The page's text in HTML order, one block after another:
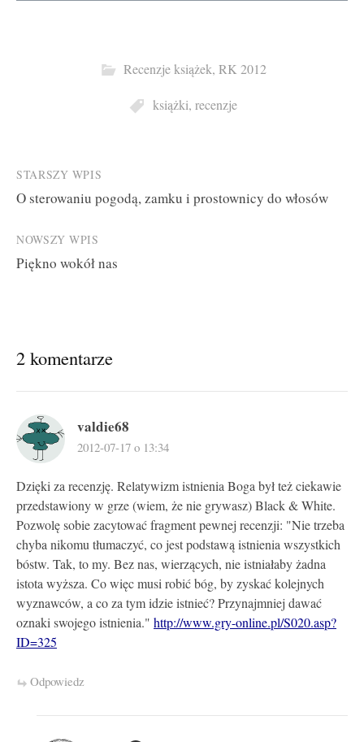
Recenzje książek, RK 2012
książki, recenzje
Post
navigation
STARSZY WPIS
O sterowaniu pogodą, zamku i prostownicy do włosów
NOWSZY WPIS
Piękno wokół nas
2 komentarze
valdie68
2012-07-17 o 13:34
Dzięki za recenzję. Relatywizm istnienia Boga był też ciekawie
przedstawiony w grze (wiem, że nie grywasz) Black & White.
Pozwolę sobie zacytować fragment pewnej recenzji: "Nie trzeba
chyba nikomu tłumaczyć, co jest podstawą istnienia wszystkich
bóstw. Tak, to my. Bez nas, wierzących, nie istniałaby żadna
istota wyższa. Co więc musi robić bóg, by zyskać kolejnych
wyznawców, a co za tym idzie istnieć? Przynajmniej dawać
oznaki swojego istnienia." http://www.gry-online.pl/S020.asp?
ID=325
Odpowiedz